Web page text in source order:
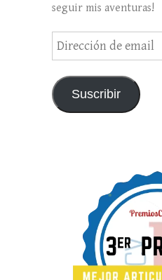
seguir mis aventuras!
Dirección
de
Suscribir